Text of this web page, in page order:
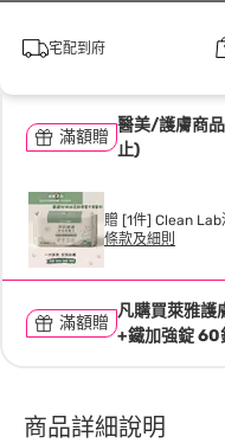
宅配到府
滿額贈
醫美/護膚商
止)
贈 [1件] Clean
條款及細則
滿額贈
凡購買萊雅
+鐵加強錠 60
商品詳細說明